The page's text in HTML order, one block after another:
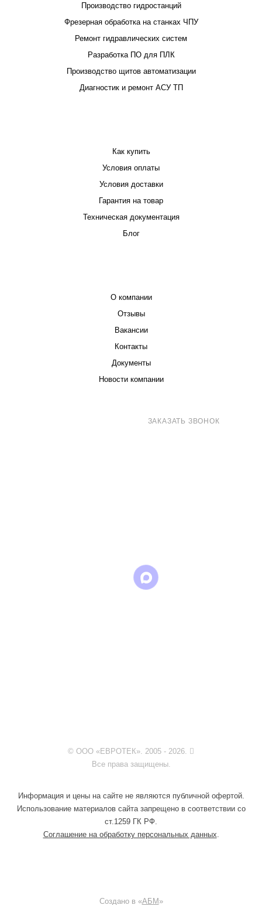
Производство гидростанций
Фрезерная обработка на станках ЧПУ
Ремонт гидравлических систем
Разработка ПО для ПЛК
Производство щитов автоматизации
Диагностик и ремонт АСУ ТП
Как купить
Условия оплаты
Условия доставки
Гарантия на товар
Техническая документация
Блог
О компании
Отзывы
Вакансии
Контакты
Документы
Новости компании
ЗАКАЗАТЬ ЗВОНОК
© ООО «ЕВРОТЕК». 2005 - 2026.
Все права защищены.
Информация и цены на сайте не являются публичной офертой.
Использование материалов сайта запрещено в соответствии со
ст.1259 ГК РФ.
Соглашение на обработку персональных данных
Создано в «АБМ»